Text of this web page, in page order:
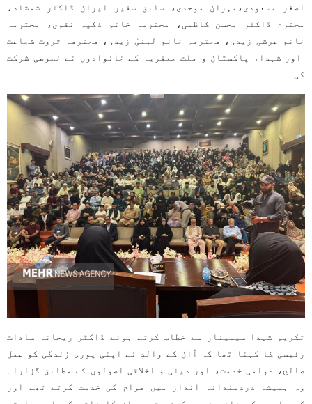
اصغر مسعودی،مہران موحدی، سابق سفیر ایران ڈاکٹر شمشاد،
محترم ڈاکٹر محسن کاظمی، محترمہ خانم ذکیہ نقوی، محترمہ
خانم عرشی زیدی، محترمہ خانم لبنیٰ زیدی، محترمہ ثروت شجاعت
اور شہداء پاکستان و ملت جعفریہ کے خانوادوں نے خصوصی شرکت
کی۔
تکریم شہدا سیمینار سے خطاب کرتے ہوئے ڈاکٹر ریحانہ سادات
رئیسی کا کہنا تھا کہ اُان کے والد نے اپنی پوری زندگی کو عمل
صالح، عوامی خدمت، اور دینی و اخلاقی اصولوں کے مطابق گزارا۔
وہ ہمیشہ دردمندانہ انداز میں عوام کی خدمت کرتے تھے اور